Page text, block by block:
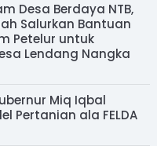
Desa Berdaya NTB,
Salurkan Bantuan
Petelur untuk
Lendang Nangka
Miq Iqbal
Pertanian ala FELDA